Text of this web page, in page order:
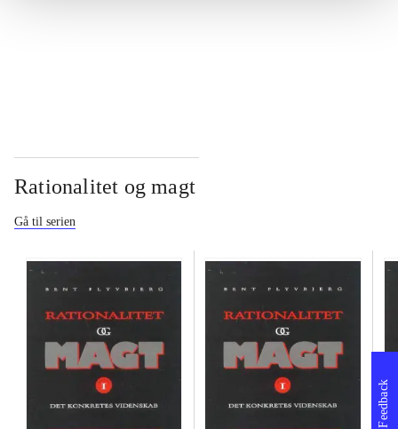
Rationalitet og magt
Gå til serien
Feedback